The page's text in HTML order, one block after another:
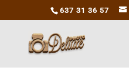
637 31 36 57